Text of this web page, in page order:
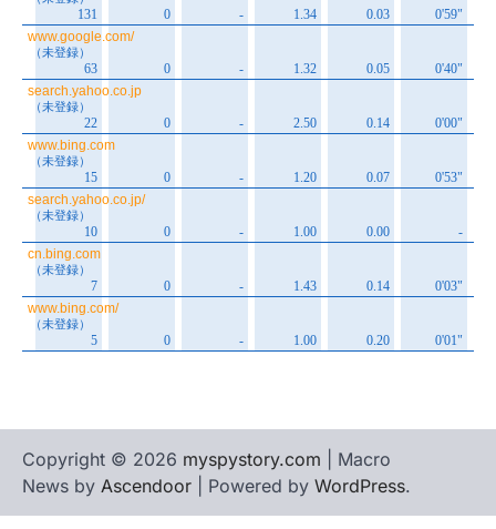
Copyright © 2026 myspystory.com | Macro
News by Ascendoor | Powered by WordPress.